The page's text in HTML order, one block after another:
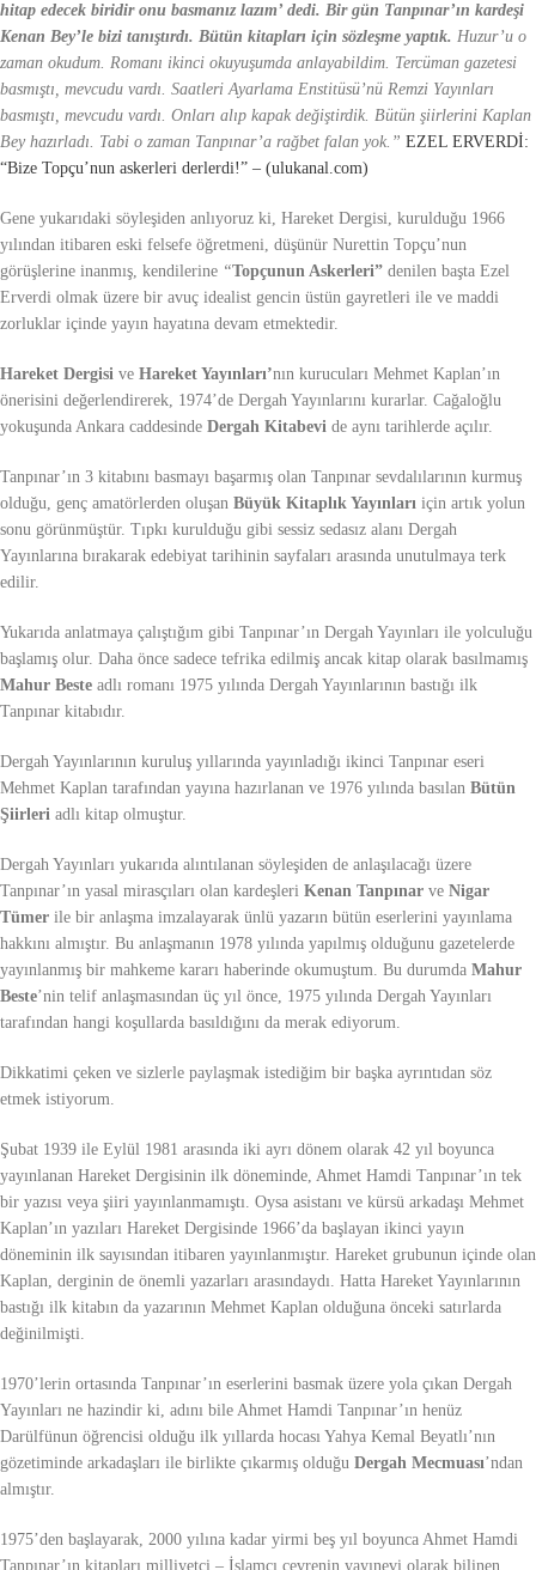
hitap edecek biridir onu basmanız lazım’ dedi. Bir gün Tanpınar’ın kardeşi
Kenan Bey’le bizi tanıştırdı. Bütün kitapları için sözleşme yaptık. Huzur’u o
zaman okudum. Romanı ikinci okuyuşumda anlayabildim. Tercüman gazetesi
basmıştı, mevcudu vardı. Saatleri Ayarlama Enstitüsü’nü Remzi Yayınları
basmıştı, mevcudu vardı. Onları alıp kapak değiştirdik. Bütün şiirlerini Kaplan
Bey hazırladı. Tabi o zaman Tanpınar’a rağbet falan yok.” EZEL ERVERDİ:
“Bize Topçu’nun askerleri derlerdi!” – (ulukanal.com)
Gene yukarıdaki söyleşiden anlıyoruz ki, Hareket Dergisi, kurulduğu 1966
yılından itibaren eski felsefe öğretmeni, düşünür Nurettin Topçu’nun
görüşlerine inanmış, kendilerine “Topçunun Askerleri” denilen başta Ezel
Erverdi olmak üzere bir avuç idealist gencin üstün gayretleri ile ve maddi
zorluklar içinde yayın hayatına devam etmektedir.
Hareket Dergisi ve Hareket Yayınları’nın kurucuları Mehmet Kaplan’ın
önerisini değerlendirerek, 1974’de Dergah Yayınlarını kurarlar. Cağaloğlu
yokuşunda Ankara caddesinde Dergah Kitabevi de aynı tarihlerde açılır.
Tanpınar’ın 3 kitabını basmayı başarmış olan Tanpınar sevdalılarının kurmuş
olduğu, genç amatörlerden oluşan Büyük Kitaplık Yayınları için artık yolun
sonu görünmüştür. Tıpkı kurulduğu gibi sessiz sedasız alanı Dergah
Yayınlarına bırakarak edebiyat tarihinin sayfaları arasında unutulmaya terk
edilir.
Yukarıda anlatmaya çalıştığım gibi Tanpınar’ın Dergah Yayınları ile yolculuğu
başlamış olur. Daha önce sadece tefrika edilmiş ancak kitap olarak basılmamış
Mahur Beste adlı romanı 1975 yılında Dergah Yayınlarının bastığı ilk
Tanpınar kitabıdır.
Dergah Yayınlarının kuruluş yıllarında yayınladığı ikinci Tanpınar eseri
Mehmet Kaplan tarafından yayına hazırlanan ve 1976 yılında basılan Bütün
Şiirleri adlı kitap olmuştur.
Dergah Yayınları yukarıda alıntılanan söyleşiden de anlaşılacağı üzere
Tanpınar’ın yasal mirasçıları olan kardeşleri Kenan Tanpınar ve Nigar
Tümer ile bir anlaşma imzalayarak ünlü yazarın bütün eserlerini yayınlama
hakkını almıştır. Bu anlaşmanın 1978 yılında yapılmış olduğunu gazetelerde
yayınlanmış bir mahkeme kararı haberinde okumuştum. Bu durumda Mahur
Beste’nin telif anlaşmasından üç yıl önce, 1975 yılında Dergah Yayınları
tarafından hangi koşullarda basıldığını da merak ediyorum.
Dikkatimi çeken ve sizlerle paylaşmak istediğim bir başka ayrıntıdan söz
etmek istiyorum.
Şubat 1939 ile Eylül 1981 arasında iki ayrı dönem olarak 42 yıl boyunca
yayınlanan Hareket Dergisinin ilk döneminde, Ahmet Hamdi Tanpınar’ın tek
bir yazısı veya şiiri yayınlanmamıştı. Oysa asistanı ve kürsü arkadaşı Mehmet
Kaplan’ın yazıları Hareket Dergisinde 1966’da başlayan ikinci yayın
döneminin ilk sayısından itibaren yayınlanmıştır. Hareket grubunun içinde olan
Kaplan, derginin de önemli yazarları arasındaydı. Hatta Hareket Yayınlarının
bastığı ilk kitabın da yazarının Mehmet Kaplan olduğuna önceki satırlarda
değinilmişti.
1970’lerin ortasında Tanpınar’ın eserlerini basmak üzere yola çıkan Dergah
Yayınları ne hazindir ki, adını bile Ahmet Hamdi Tanpınar’ın henüz
Darülfünun öğrencisi olduğu ilk yıllarda hocası Yahya Kemal Beyatlı’nın
gözetiminde arkadaşları ile birlikte çıkarmış olduğu Dergah Mecmuası’ndan
almıştır.
1975’den başlayarak, 2000 yılına kadar yirmi beş yıl boyunca Ahmet Hamdi
Tanpınar’ın kitapları milliyetçi – İslamcı çevrenin yayınevi olarak bilinen